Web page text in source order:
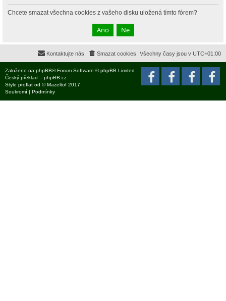
Chcete smazat všechna cookies z vašeho disku uložená tímto fórem?
Všechny časy jsou v UTC+01:00
Smazat cookies
Kontaktujte nás
Založeno na phpBB® Forum Software © phpBB Limited
Český překlad – phpBB.cz
Style proflat od ©Mazeltof 2017
Soukromí | Podmínky